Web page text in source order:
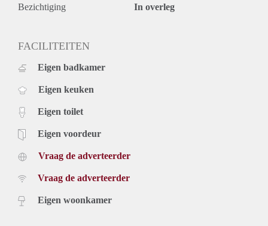
Bezichtiging In overleg
FACILITEITEN
Eigen badkamer
Eigen keuken
Eigen toilet
Eigen voordeur
Vraag de adverteerder
Vraag de adverteerder
Eigen woonkamer